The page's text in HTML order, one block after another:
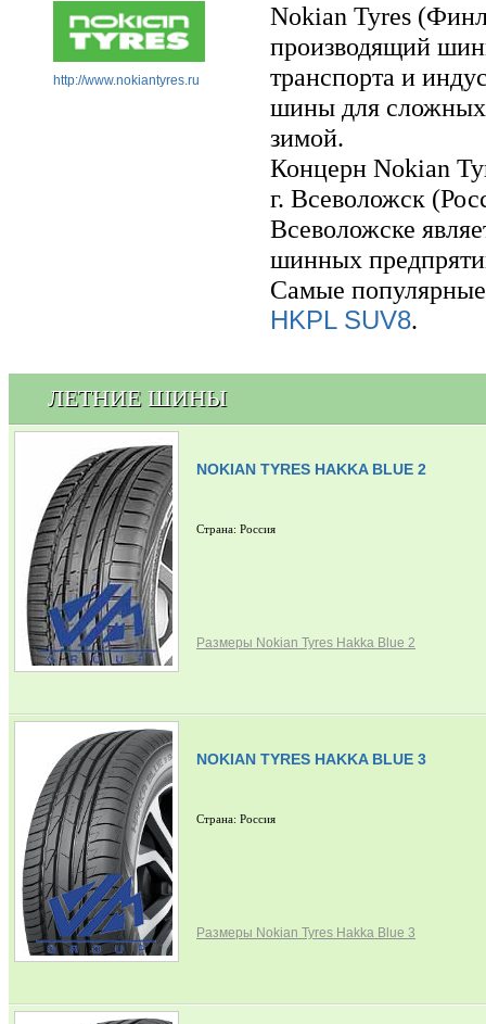
http://www.nokiantyres.ru
Nokian Tyres
производящий
транспорта и
шины для сложных
зимой.
Концерн Nokian
г. Всеволожск
Всеволожске
шинных
Самые
HKPL SUV8.
ЛЕТНИЕ ШИНЫ
NOKIAN TYRES HAKKA BLUE 2
Страна: Россия
Размеры Nokian Tyres Hakka Blue 2
NOKIAN TYRES HAKKA BLUE 3
Страна: Россия
Размеры Nokian Tyres Hakka Blue 3